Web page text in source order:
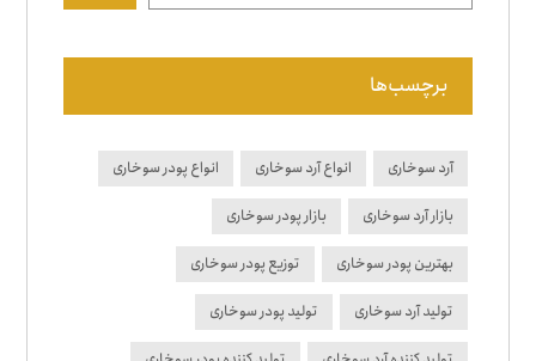
برچسب‌ها
آرد سوخاری انواع آرد سوخاری انواع پودر سوخاری
بازار آرد سوخاری بازار پودر سوخاری
بهترین پودر سوخاری توزیع پودر سوخاری
تولید آرد سوخاری تولید پودر سوخاری